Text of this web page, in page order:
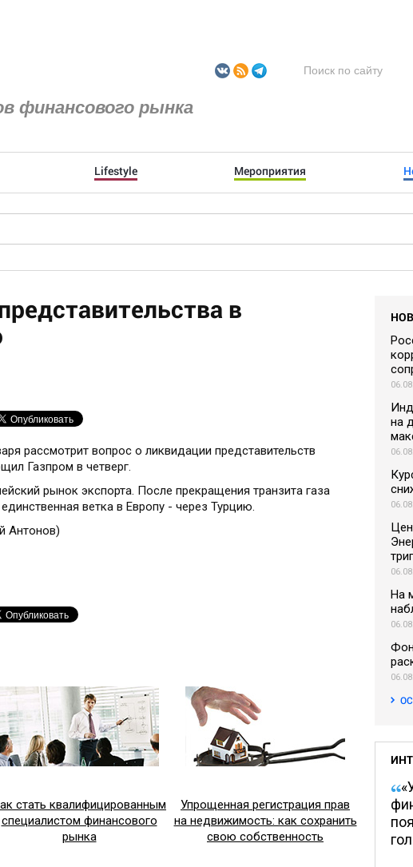
финансового рынка
Lifestyle Мероприятия
в
рассмотрит вопрос о ликвидации представительств
Газпром в четверг.
рынок экспорта. После прекращения транзита газа
ветка в Европу - через Турцию.
Антонов)
стать квалифицированным
специалистом финансового
рынка
Упрощенная регистрация прав
на недвижимость: как сохранить
свою собственность
на
На